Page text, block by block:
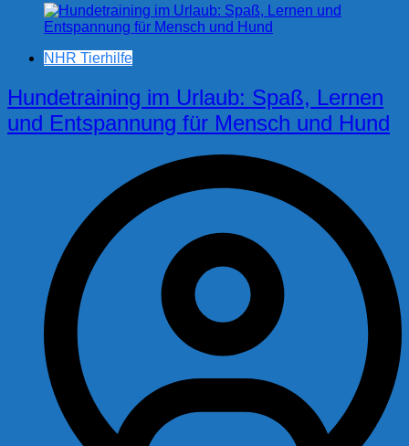
NHR Tierhilfe
Hundetraining im Urlaub: Spaß, Lernen
und Entspannung für Mensch und Hund